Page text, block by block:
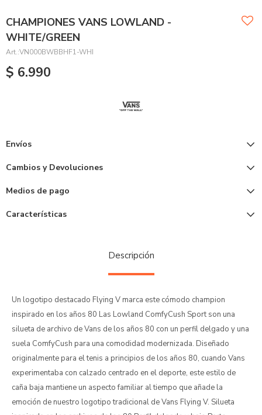
CHAMPIONES VANS LOWLAND -
WHITE/GREEN
VN000BWBBHF1-WHI
$ 6.990
Envíos
Cambios y Devoluciones
Medios de pago
Características
Descripción
Un logotipo destacado Flying V marca este cómodo champion
inspirado en los años 80 Las Lowland ComfyCush Sport son una
silueta de archivo de Vans de los años 80 con un perfil delgado y una
suela ComfyCush para una comodidad modernizada. Diseñado
originalmente para el tenis a principios de los años 80, cuando Vans
experimentaba con calzado centrado en el deporte, este estilo de
caña baja mantiene un aspecto familiar al tiempo que añade la
emoción de nuestro logotipo tradicional de Vans Flying V. Silueta